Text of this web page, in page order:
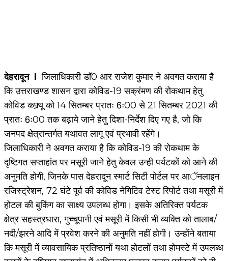
‎देहरादून I जिलाधिकारी डाॅ0 आर राजेश कुमार ने अवगत कराया है
कि उत्तराखण्ड शासन द्वारा कोविड-19 सक्रंमण की रोकथाम हेतु
कोविड कफ्र्यू को 14 सितम्बर प्रातः 6ः00 से 21 सितम्बर 2021 की
प्रातः 6ः00 तक बढ़ाये जाने हेतु दिशा-निर्देश दिए गए है, जो कि
जनपद क्षेत्रान्तर्गत यथावत लागू एवं प्रभावी रहेंगे।
जिलाधिकारी ने अवगत कराया है कि कोविड-19 की रोकथाम के
दृष्टिगत सप्ताहांत पर मसूरी जाने हेतु केवल उन्ही पर्यटकों को आने की
अनुमति होगी, जिनके पास देहरादून स्मार्ट सिटी पोर्टल पर आॅनलाइन
रजिस्ट्रेशन, 72 घंटे पूर्व की कोविड नेगिटिव टेस्ट रिपोर्ट तथा मसूरी में
होटल की बुकिंग का साक्ष्य उपलब्ध होगा। इसके अतिरिक्त पर्यटक
क्षेत्र सहस्त्रधारा, गुच्चूपानी एवं मसूरी में किसी भी व्यक्ति को तालाब/
नदी/झरने आदि में प्रवेश करने की अनुमति नहीं होगी। उन्होंने बताया
कि मसूरी में व्यावसायिक प्रतिष्ठानों यथा होटलों तथा होमस्टे में उपलब्ध